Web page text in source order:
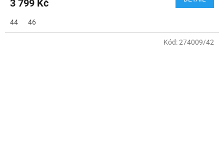
3 799 Kč
44 46
Kód:274009/42